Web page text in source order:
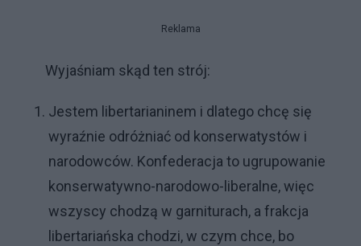
Reklama
Wyjaśniam skąd ten strój:
Jestem libertarianinem i dlatego chcę się
wyraźnie odróżniać od konserwatystów i
narodowców. Konfederacja to ugrupowanie
konserwatywno-narodowo-liberalne, więc
wszyscy chodzą w garniturach, a frakcja
libertariańska chodzi, w czym chce, bo